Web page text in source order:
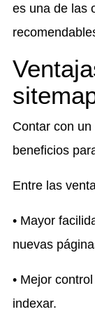
es una de las
Contar con
beneficios
Entre las
• Mayor
nuevas
• Mejor
indexar.